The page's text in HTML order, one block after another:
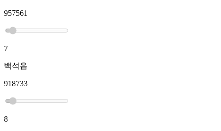
957561
7
백석읍
918733
8